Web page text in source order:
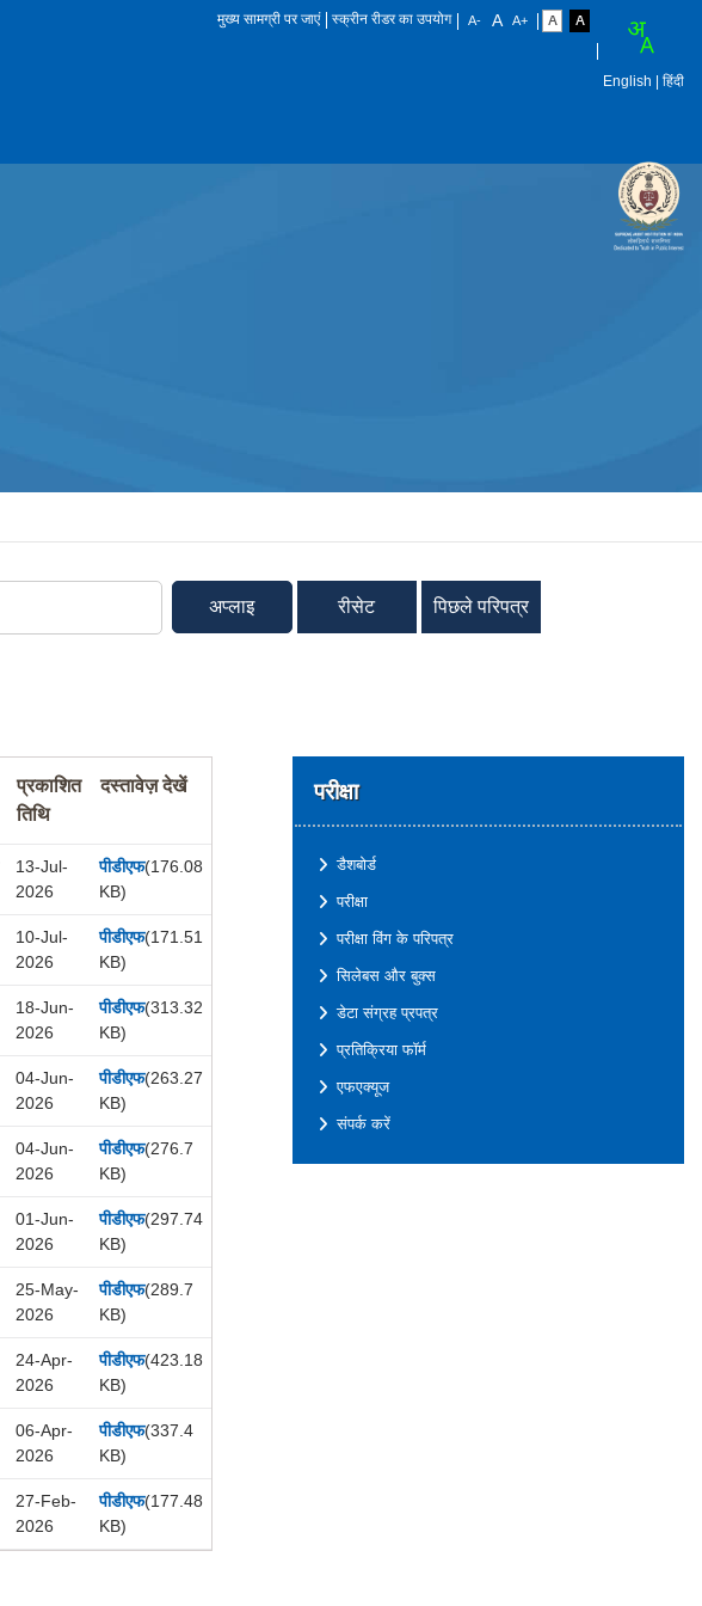
मुख्य सामग्री पर जाएं स्क्रीन रीडर का उपयोग
English | हिंदी
अप्लाइ रीसेट पिछले परिपत्र
परीक्षा
डैशबोर्ड
परीक्षा
परीक्षा विंग के परिपत्र
सिलेबस और बुक्स
डेटा संग्रह प्रपत्र
प्रतिक्रिया फॉर्म
एफएक्यूज
संपर्क करें
प्रकाशित
तिथि
दस्तावेज़ देखें
13-Jul-
2026
पीडीएफ(176.08
KB)
10-Jul-
2026
पीडीएफ(171.51
KB)
18-Jun-
2026
पीडीएफ(313.32
KB)
04-Jun-
2026
पीडीएफ(263.27
KB)
04-Jun-
2026
पीडीएफ(276.7
KB)
01-Jun-
2026
पीडीएफ(297.74
KB)
25-May-
2026
पीडीएफ(289.7
KB)
24-Apr-
2026
पीडीएफ(423.18
KB)
06-Apr-
2026
पीडीएफ(337.4
KB)
27-Feb-
2026
पीडीएफ(177.48
KB)